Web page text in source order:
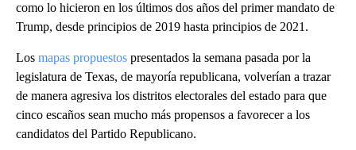
como lo hicieron en los últimos dos años del primer mandato de
Trump, desde principios de 2019 hasta principios de 2021.
Los mapas propuestos presentados la semana pasada por la
legislatura de Texas, de mayoría republicana, volverían a trazar
de manera agresiva los distritos electorales del estado para que
cinco escaños sean mucho más propensos a favorecer a los
candidatos del Partido Republicano.